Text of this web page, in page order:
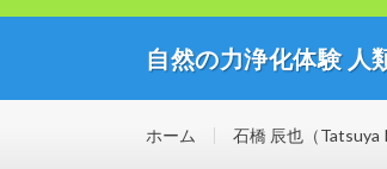
自然の力浄化体験
思議な世界を体験してみませんか
ホーム 石橋 辰也（Tatsuya